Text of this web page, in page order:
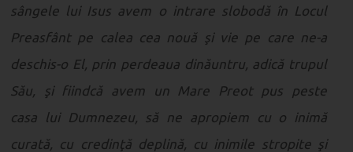
sângele lui Isus avem o intrare slobodă în Locul
Preasfânt pe calea cea nouă şi vie pe care ne-a
deschis-o El, prin perdeaua dinăuntru, adică trupul
Său, şi fiindcă avem un Mare Preot pus peste
casa lui Dumnezeu, să ne apropiem cu o inimă
curată, cu credinţă deplină, cu inimile stropite şi